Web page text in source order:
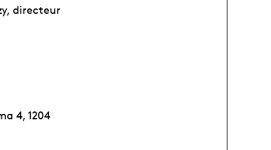
directeur
4, 1204